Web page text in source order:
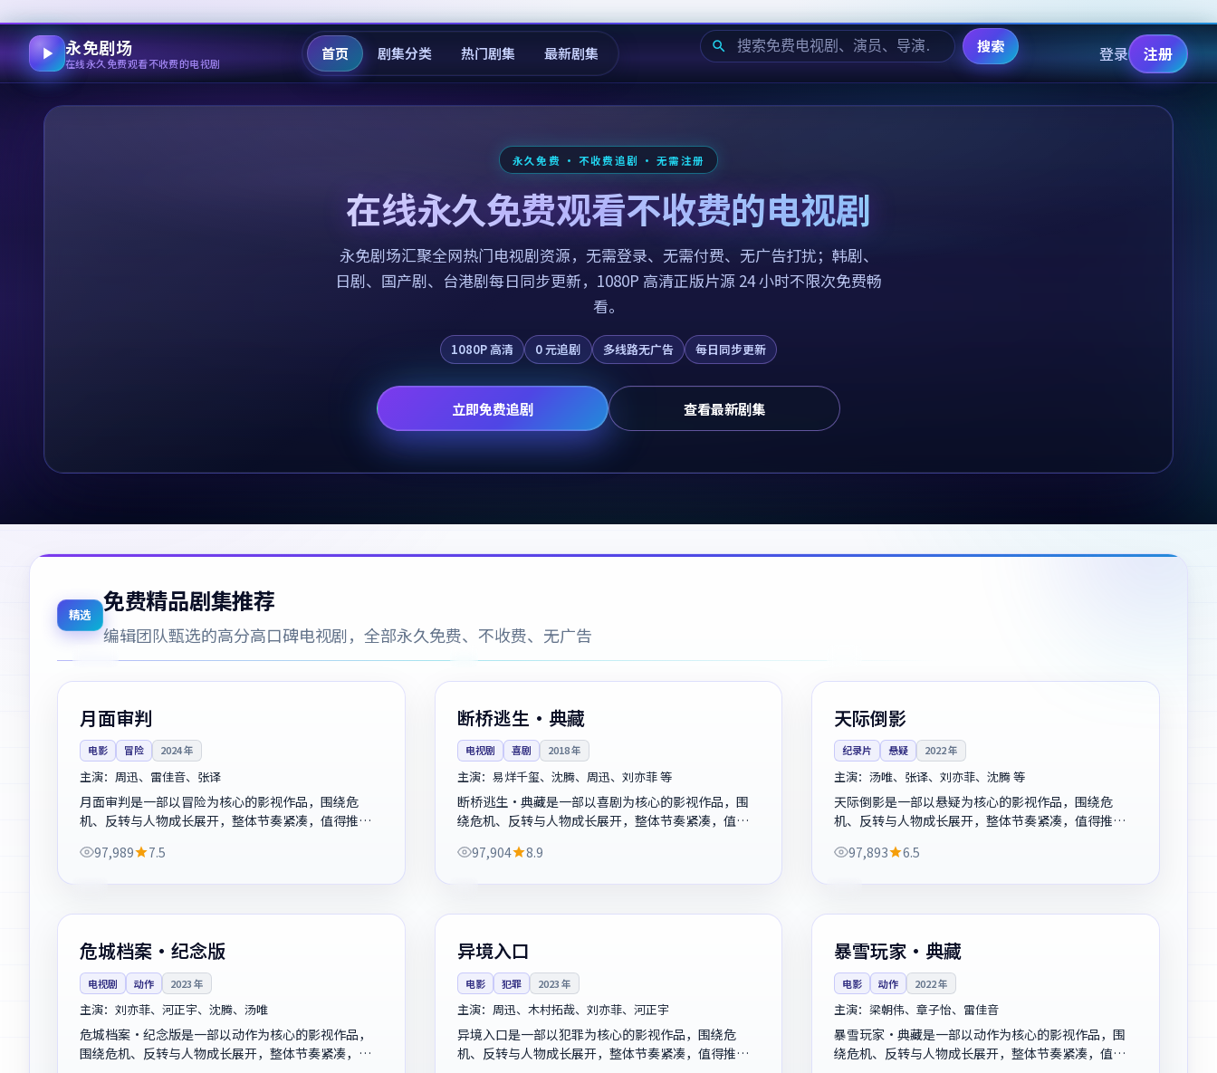
永免剧场
在线永久免费观看不收费的电视剧
首页 剧集分类 热门剧集 最新剧集 搜索 登录 注册
永久免费 · 不收费追剧 · 无需注册
在线永久免费观看不收费的电视剧
永免剧场汇聚全网热门电视剧资源，无需登录、无需付费、无广告打扰；韩剧、
日剧、国产剧、台港剧每日同步更新，1080P 高清正版片源 24 小时不限次免费畅
看。
1080P 高清 0 元追剧 多线路无广告 每日同步更新
立即免费追剧 查看最新剧集
精选 免费精品剧集推荐
编辑团队甄选的高分高口碑电视剧，全部永久免费、不收费、无广告
月面审判
电影 冒险 2024年
主演： 周迅、雷佳音、张译
月面审判是一部以冒险为核心的影视作品，围绕危
机、反转与人物成长展开，整体节奏紧凑，值得推荐
97,989 7.5
中国
断桥逃生·典藏
电视剧 喜剧 2018年
主演： 易烊千玺、沈腾、周迅、刘亦菲 等
断桥逃生·典藏是一部以喜剧为核心的影视作品，围
绕危机、反转与人物成长展开，整体节奏紧凑，值得
97,904 8.9
天际倒影
纪录片 悬疑 2022年
主演：汤唯、张译、刘亦菲、沈腾 等
天际倒影是一部以悬疑为核心的影视作品，围绕危
机、反转与人物成长展开，整体节奏紧凑，值得推荐
97,893 6.5
英国
132分钟
危城档案·纪念版
电视剧 动作 2023年
主演： 刘亦菲、河正宇、沈腾、汤唯
危城档案·纪念版是一部以动作为核心的影视作品，
围绕危机、反转与人物成长展开，整体节奏紧凑，值
101分钟
异境入口
电影 犯罪 2023年
主演： 周迅、木村拓哉、刘亦菲、河正宇
异境入口是一部以犯罪为核心的影视作品，围绕危
机、反转与人物成长展开，整体节奏紧凑，值得推荐
120分钟
暴雪玩家·典藏
电影 动作 2022年
主演：梁朝伟、章子怡、雷佳音
暴雪玩家·典藏是一部以动作为核心的影视作品，围
绕危机、反转与人物成长展开，整体节奏紧凑，值得